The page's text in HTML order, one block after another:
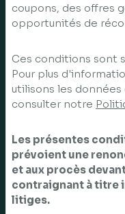
coupons, des offres
opportunités de
Ces conditions sont
Pour plus
utilisons les données
consulter notre
Les présentes
prévoient une
et aux procès
contraignant à titre
litiges.